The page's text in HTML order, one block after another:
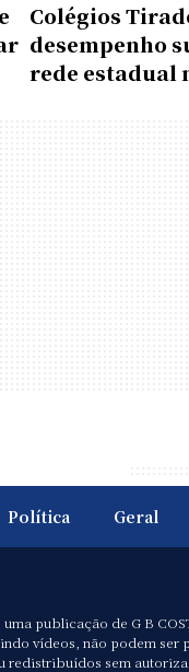
Colégios
desempenho
rede estadual
Política Geral
publicação de G B
vídeos, não podem ser
sem